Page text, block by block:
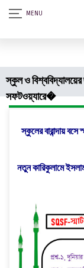
আস-সালামু আলাইকুম। SQSF-
সফটওয়্যার)।
স্কুল ও বিশ্ববিদ্যালয়ের
সফটওয়্যারে�
স্কুলের বারান্দায়
নতুন কারিকুলামে